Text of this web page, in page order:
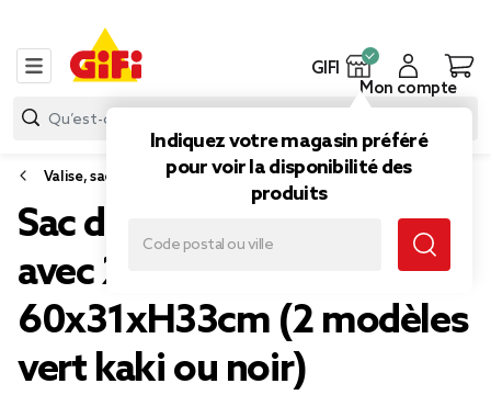
GIFI
Indiquez votre magasin préféré
pour voir la disponibilité des
produits
Mon compte
Valise, sac de voyage
Sac de voyage trolley 60L
avec 2 roues
60x31xH33cm (2 modèles
vert kaki ou noir)